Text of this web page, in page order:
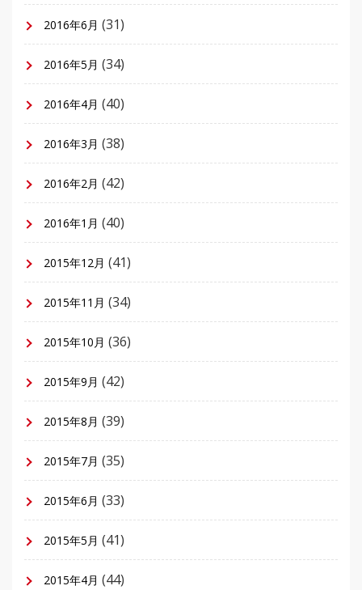
2016年6月 (31)
2016年5月 (34)
2016年4月 (40)
2016年3月 (38)
2016年2月 (42)
2016年1月 (40)
2015年12月 (41)
2015年11月 (34)
2015年10月 (36)
2015年9月 (42)
2015年8月 (39)
2015年7月 (35)
2015年6月 (33)
2015年5月 (41)
2015年4月 (44)